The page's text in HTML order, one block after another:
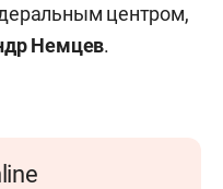
центром,
Немцев.